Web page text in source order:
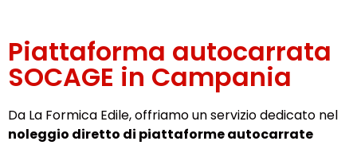
Piattaforma autocarrata
SOCAGE in Campania
Da La Formica Edile, offriamo un servizio dedicato nel
noleggio diretto di piattaforme autocarrate